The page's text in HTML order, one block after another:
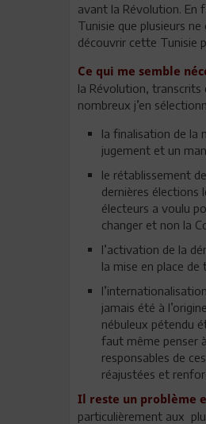
avant la Révolution.
Tunisie que plusieurs
découvrir cette Tunisie
Ce qui me semble
la Révolution, transcrits
nombreux j’en
la finalisation de la
jugement et un
le rétablissement
dernières élections
électeurs a voulu
changer et non la
l’activation de la
la mise en place
jamais été à
nébuleux pétendu
faut même penser
responsables de
réajustées et
Il reste un problème
particulièrement aux